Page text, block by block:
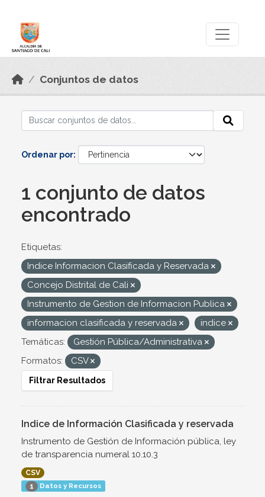
Conjuntos de datos
Ordenar por
1 conjunto de datos
encontrado
Etiquetas:
Indice Informacion Clasificada y Reservada
Concejo Distrital de Cali
Instrumento de Gestion de Informacion Publica
informacion clasificada y reservada
indice
Temáticas:
Gestión Pública/Administrativa
Formatos:
CSV
Filtrar Resultados
Indice de Información Clasificada y reservada
Instrumento de Gestión de Información pública, ley
de transparencia numeral 10.10.3
CSV
1 Datos y Recursos